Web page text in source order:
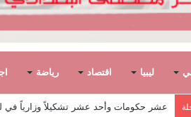
ليبيا اقتصاد رياضة
عشر حكومات وأحد عشر تشكيلاً وزارياً في ليبيا بين